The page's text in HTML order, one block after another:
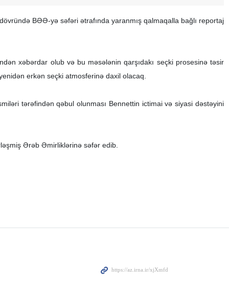
BƏƏ-yə səfəri ətrafında yaranmış qalmaqalla bağlı reportaj
xəbərdar olub və bu məsələnin qarşıdakı seçki prosesinə təsir
erkən seçki atmosferinə daxil olacaq.
tərəfindən qəbul olunması Bennettin ictimai və siyasi dəstəyini
Ərəb Əmirliklərinə səfər edib.